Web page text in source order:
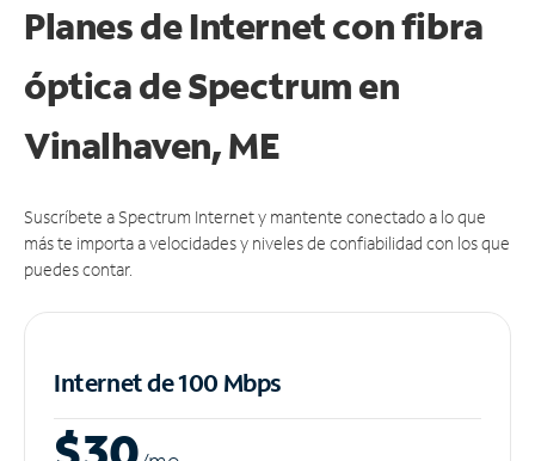
Planes de Internet con fibra
óptica de Spectrum en
Vinalhaven, ME
Suscríbete a Spectrum Internet y mantente conectado a lo que
más te importa a velocidades y niveles de confiabilidad con los que
puedes contar.
Internet de 100 Mbps